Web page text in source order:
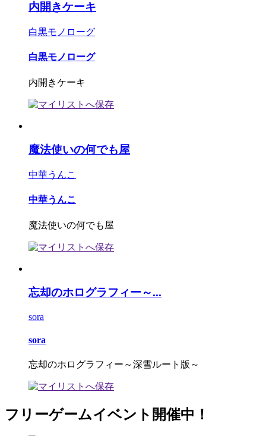
内開きケーキ
白黒モノローグ
白黒モノローグ
内開きケーキ
魔法使いの何でも屋
中華うんこ
中華うんこ
魔法使いの何でも屋
忘却のホログラフィー～...
sora
sora
忘却のホログラフィー～深雪ルート版～
フリーゲームイベント開催中！